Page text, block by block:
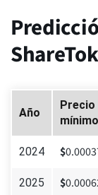
Año
Precio
mínimo
2024 $
2025 $